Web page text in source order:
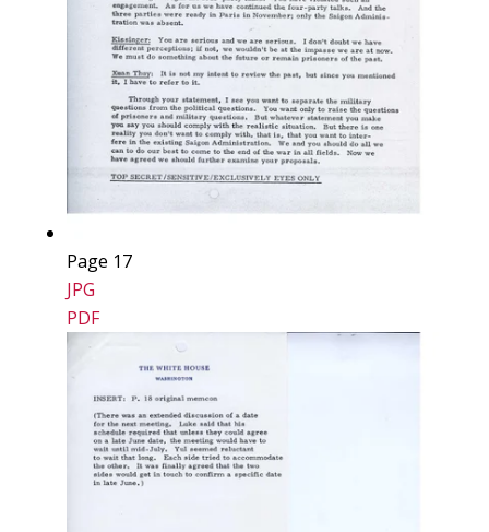
Page 17
JPG
PDF